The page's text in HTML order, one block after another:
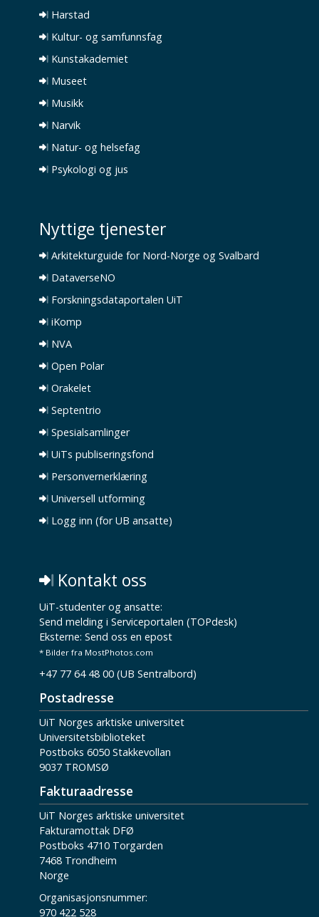
Harstad
Kultur- og samfunnsfag
Kunstakademiet
Museet
Musikk
Narvik
Natur- og helsefag
Psykologi og jus
Nyttige tjenester
Arkitekturguide for Nord-Norge og Svalbard
DataverseNO
Forskningsdataportalen UiT
iKomp
NVA
Open Polar
Orakelet
Septentrio
Spesialsamlinger
UiTs publiseringsfond
Personvernerklæring
Universell utforming
Logg inn (for UB ansatte)
Kontakt oss
UiT-studenter og ansatte:
Send melding i Serviceportalen (TOPdesk)
Eksterne: Send oss en epost
* Bilder fra MostPhotos.com
+47 77 64 48 00 (UB Sentralbord)
Postadresse
UiT Norges arktiske universitet
Universitetsbiblioteket
Postboks 6050 Stakkevollan
9037 TROMSØ
Fakturaadresse
UiT Norges arktiske universitet
Fakturamottak DFØ
Postboks 4710 Torgarden
7468 Trondheim
Norge
Organisasjonsnummer:
970 422 528